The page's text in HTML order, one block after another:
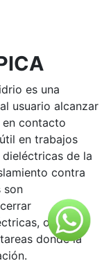
es una
usuario alcanzar
en contacto
en trabajos
de la
contra
son
operar
donde la